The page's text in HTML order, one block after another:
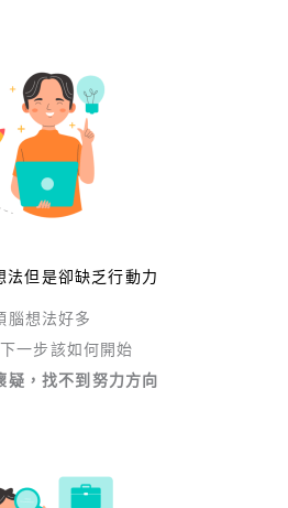
法但是卻缺乏行動力
腦想法好多
一步該如何開始
疑，找不到努力方向